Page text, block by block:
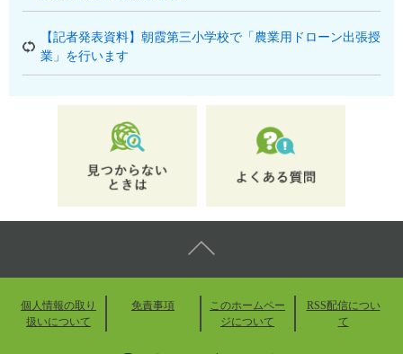
【記者発表資料】朝霞第三小学校で「農業用ドローン出張授
業」を行います
個人情報の取り
扱いについて
免責事項
このホームペー
ジについて
RSS配信につい
て